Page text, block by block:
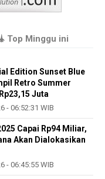
Top Minggu ini
Edition Sunset Blue
Retro Summer
Juta
- 06:52:31 WIB
Capai Rp94 Miliar,
Akan Dialokasikan
- 06:45:55 WIB